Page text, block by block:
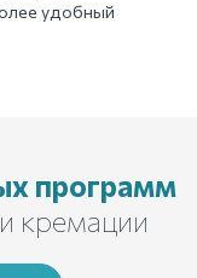
удобный
программ
кремации